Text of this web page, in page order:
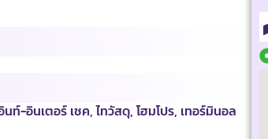
ท์-อินเตอร์ เชค, ไทวัสดุ, โฮมโปร, เทอร์มินอล